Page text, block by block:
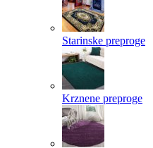
Starinske preproge
Krznene preproge